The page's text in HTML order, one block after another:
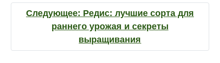
Следующее: Редис: лучшие сорта для
раннего урожая и секреты
выращивания